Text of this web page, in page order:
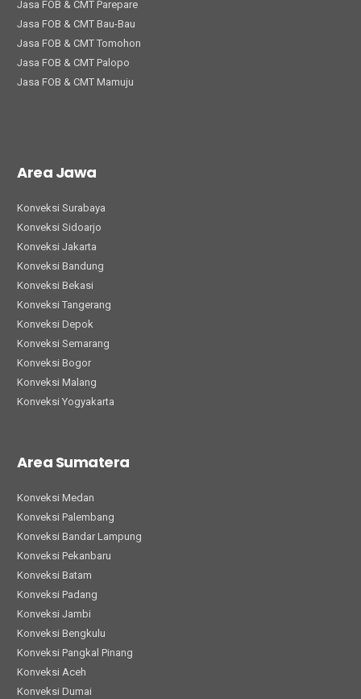
Jasa FOB & CMT Parepare
Jasa FOB & CMT Bau-Bau
Jasa FOB & CMT Tomohon
Jasa FOB & CMT Palopo
Jasa FOB & CMT Mamuju
Area Jawa
Konveksi Surabaya
Konveksi Sidoarjo
Konveksi Jakarta
Konveksi Bandung
Konveksi Bekasi
Konveksi Tangerang
Konveksi Depok
Konveksi Semarang
Konveksi Bogor
Konveksi Malang
Konveksi Yogyakarta
Area Sumatera
Konveksi Medan
Konveksi Palembang
Konveksi Bandar Lampung
Konveksi Pekanbaru
Konveksi Batam
Konveksi Padang
Konveksi Jambi
Konveksi Bengkulu
Konveksi Pangkal Pinang
Konveksi Aceh
Konveksi Dumai